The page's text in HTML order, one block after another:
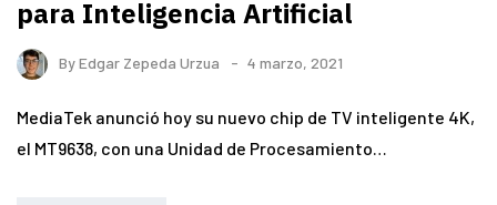
para Inteligencia Artificial
ByEdgar Zepeda Urzua 4 marzo, 2021
MediaTek anunció hoy su nuevo chip de TV inteligente 4K,
el MT9638, con una Unidad de Procesamiento…